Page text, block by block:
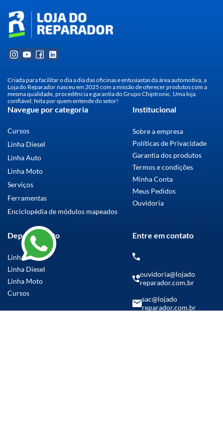
Criada para facilitar o dia a dia das oficinas e entusiastas da área automotiva, a
Loja do Reparador nasceu em 2025 com a missão de oferecer produtos com a
mesma qualidade, procedência e garantia do Grupo Chiptronic. Uma loja
confiável, feita por quem entende do setor!
Navegue por categoria
Cursos
Linha Diesel
Linha Auto
Linha Moto
Serviços
Ferramentas
Enciclopédia de módulos mapeados
Institucional
Sobre a empresa
Políticas de Privacidade
Garantia dos produtos
Termos e condições
Minha Conta
Meus Pedidos
Ouvidoria
Departamento
Linha Auto
Linha Diesel
Linha Moto
Cursos
Entre em contato
ouvidoria@lojado
reparador.com.br
sac@lojado
reparador.com.br